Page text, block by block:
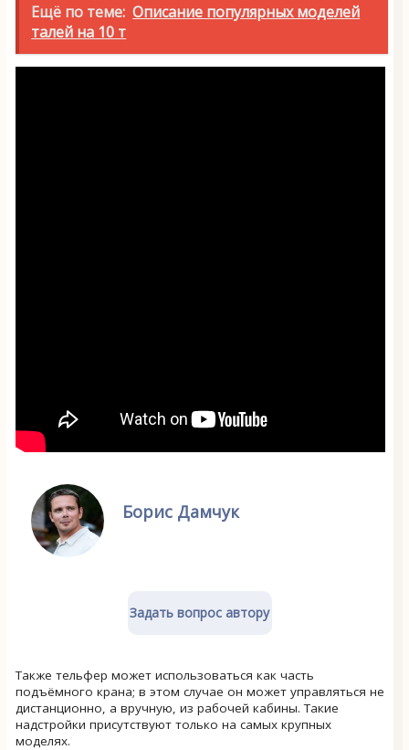
Ещё по теме: Описание популярных моделей
талей на 10 т
Борис Дамчук
Задать вопрос автору
Также тельфер может использоваться как часть
подъёмного крана; в этом случае он может управляться не
дистанционно, а вручную, из рабочей кабины. Такие
надстройки присутствуют только на самых крупных
моделях.